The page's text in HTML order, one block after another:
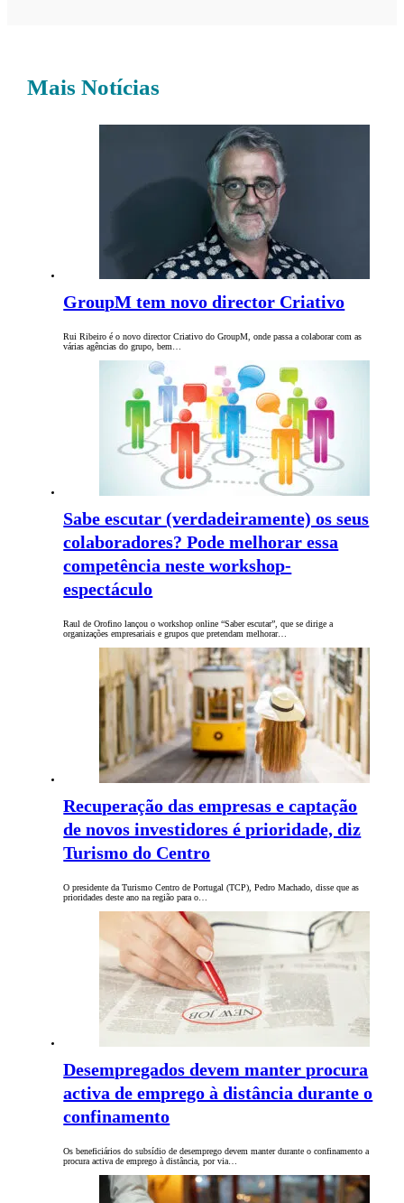
Mais Notícias
GroupM tem novo director Criativo
Rui Ribeiro é o novo director Criativo do GroupM, onde passa a colaborar com as
várias agências do grupo, bem…
Sabe escutar (verdadeiramente) os seus
colaboradores? Pode melhorar essa
competência neste workshop-
espectáculo
Raul de Orofino lançou o workshop online “Saber escutar”, que se dirige a
organizações empresariais e grupos que pretendam melhorar…
Recuperação das empresas e captação
de novos investidores é prioridade, diz
Turismo do Centro
O presidente da Turismo Centro de Portugal (TCP), Pedro Machado, disse que as
prioridades deste ano na região para o…
Desempregados devem manter procura
activa de emprego à distância durante o
confinamento
Os beneficiários do subsídio de desemprego devem manter durante o confinamento a
procura activa de emprego à distância, por via…